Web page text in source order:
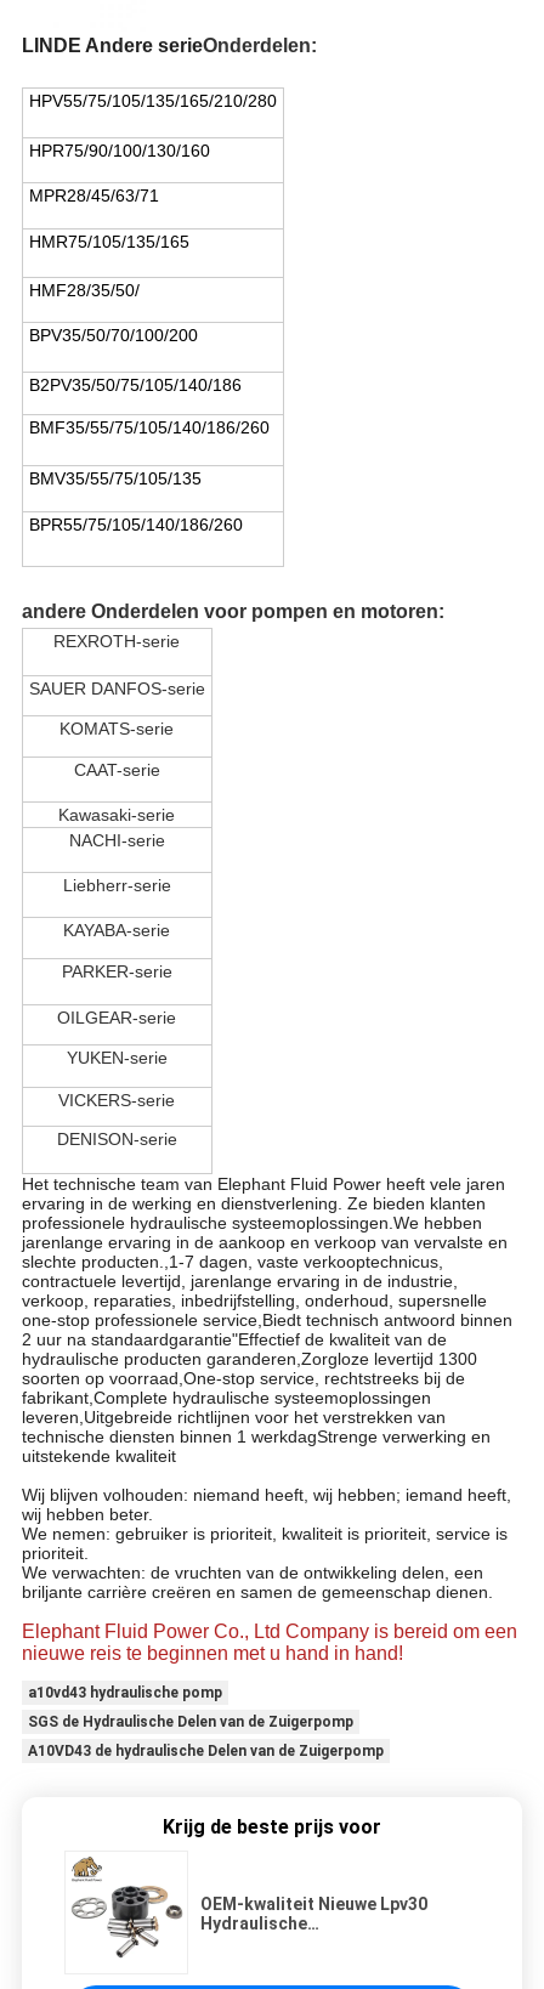
LINDE Andere serieOnderdelen:
HPV55/75/105/135/165/210/280
HPR75/90/100/130/160
MPR28/45/63/71
HMR75/105/135/165
HMF28/35/50/
BPV35/50/70/100/200
B2PV35/50/75/105/140/186
BMF35/55/75/105/140/186/260
BMV35/55/75/105/135
BPR55/75/105/140/186/260
andere Onderdelen voor pompen en motoren:
REXROTH-serie
SAUER DANFOS-serie
KOMATS-serie
CAAT-serie
Kawasaki-serie
NACHI-serie
Liebherr-serie
KAYABA-serie
PARKER-serie
OILGEAR-serie
YUKEN-serie
VICKERS-serie
DENISON-serie
Het technische team van Elephant Fluid Power heeft vele jaren
ervaring in de werking en dienstverlening. Ze bieden klanten
professionele hydraulische systeemoplossingen.We hebben
jarenlange ervaring in de aankoop en verkoop van vervalste en
slechte producten.,1-7 dagen, vaste verkooptechnicus,
contractuele levertijd, jarenlange ervaring in de industrie,
verkoop, reparaties, inbedrijfstelling, onderhoud, supersnelle
one-stop professionele service,Biedt technisch antwoord binnen
2 uur na standaardgarantie"Effectief de kwaliteit van de
hydraulische producten garanderen,Zorgloze levertijd 1300
soorten op voorraad,One-stop service, rechtstreeks bij de
fabrikant,Complete hydraulische systeemoplossingen
leveren,Uitgebreide richtlijnen voor het verstrekken van
technische diensten binnen 1 werkdagStrenge verwerking en
uitstekende kwaliteit
Wij blijven volhouden: niemand heeft, wij hebben; iemand heeft,
wij hebben beter.
We nemen: gebruiker is prioriteit, kwaliteit is prioriteit, service is
prioriteit.
We verwachten: de vruchten van de ontwikkeling delen, een
briljante carrière creëren en samen de gemeenschap dienen.
Elephant Fluid Power Co., Ltd Company is bereid om een
nieuwe reis te beginnen met u hand in hand!
a10vd43 hydraulische pomp
SGS de Hydraulische Delen van de Zuigerpomp
A10VD43 de hydraulische Delen van de Zuigerpomp
Krijg de beste prijs voor
OEM-kwaliteit Nieuwe Lpv30
Hydraulische